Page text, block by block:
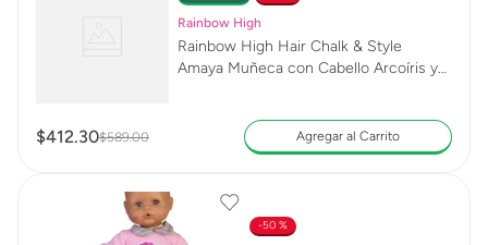
Rainbow High
Rainbow High Hair Chalk & Style
Amaya Muñeca con Cabello Arcoíris y
$412.30$589.00 Agregar al Carrito
50 %